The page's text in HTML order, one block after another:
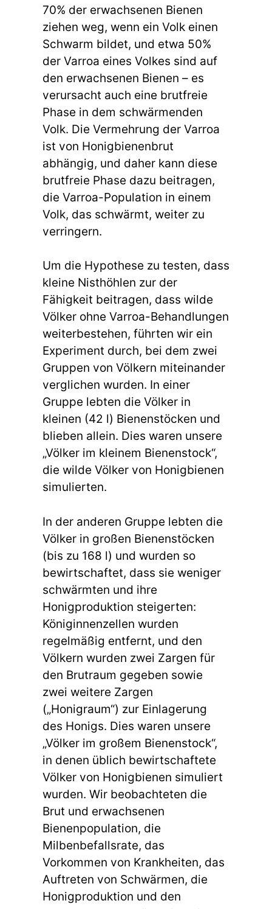
70% der erwachsenen Bienen
ziehen weg, wenn ein Volk einen
Schwarm bildet, und etwa 50%
der Varroa eines Volkes sind auf
den erwachsenen Bienen – es
verursacht auch eine brutfreie
Phase in dem schwärmenden
Volk. Die Vermehrung der Varroa
ist von Honigbienenbrut
abhängig, und daher kann diese
brutfreie Phase dazu beitragen,
die Varroa-Population in einem
Volk, das schwärmt, weiter zu
verringern.
Um die Hypothese zu testen, dass
kleine Nisthöhlen zur der
Fähigkeit beitragen, dass wilde
Völker ohne Varroa-Behandlungen
weiterbestehen, führten wir ein
Experiment durch, bei dem zwei
Gruppen von Völkern miteinander
verglichen wurden. In einer
Gruppe lebten die Völker in
kleinen (42 l) Bienenstöcken und
blieben allein. Dies waren unsere
„Völker im kleinem Bienenstock“,
die wilde Völker von Honigbienen
simulierten.
In der anderen Gruppe lebten die
Völker in großen Bienenstöcken
(bis zu 168 l) und wurden so
bewirtschaftet, dass sie weniger
schwärmten und ihre
Honigproduktion steigerten:
Königinnenzellen wurden
regelmäßig entfernt, und den
Völkern wurden zwei Zargen für
den Brutraum gegeben sowie
zwei weitere Zargen
(„Honigraum“) zur Einlagerung
des Honigs. Dies waren unsere
„Völker im großem Bienenstock“,
in denen üblich bewirtschaftete
Völker von Honigbienen simuliert
wurden. Wir beobachteten die
Brut und erwachsenen
Bienenpopulation, die
Milbenbefallsrate, das
Vorkommen von Krankheiten, das
Auftreten von Schwärmen, die
Honigproduktion und den